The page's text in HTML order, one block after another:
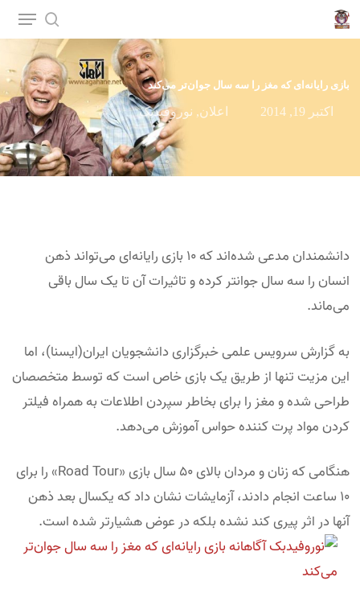
بازی رایانه‌ای که مغز را سه سال جوان‌تر می‌کند
اکتبر 19, 2014 اعلان, نوروفیدبک
دانشمندان مدعی شده‌اند که ۱۰ بازی رایانه‌ای می‌تواند ذهن
انسان را سه سال جوانتر کرده و تاثیرات آن تا یک سال باقی
می‌ماند.
به گزارش سرویس علمی خبرگزاری دانشجویان ایران(ایسنا)، اما
این مزیت تنها از طریق یک بازی خاص است که توسط متخصصان
طراحی شده و مغز را برای بخاطر سپردن اطلاعات به همراه فیلتر
کردن مواد پرت کننده حواس آموزش می‌دهد.
هنگامی که زنان و مردان بالای ۵۰ سال بازی «Road Tour» را برای
۱۰ ساعت انجام دادند، آزمایشات نشان داد که یکسال بعد ذهن
آنها در اثر پیری کند نشده بلکه در عوض هشیارتر شده است.